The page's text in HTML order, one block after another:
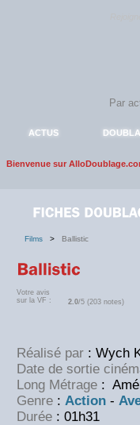
ACTUS
Bienvenue sur
Films > Ballistic
Votre avis
sur la VF :
2.0/5 (203 notes)
Réalisé par : Wych
Date de sortie
Long Métrage :
Genre : Action -
Durée : 01h31